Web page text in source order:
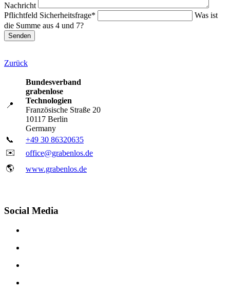
Nachricht
Pflichtfeld Sicherheitsfrage*
Was ist
die Summe aus 4 und 7?
Senden
Zurück
📍
Bundesverband
grabenlose
Technologien
Französische Straße 20
10117 Berlin
Germany
📞
+49 30 86320635
✉️
office@grabenlos.de
🌎
www.grabenlos.de
Social Media